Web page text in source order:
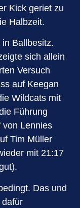
Kick geriet zu
Halbzeit.
Ballbesitz.
sich allein
Versuch
auf Keegan
Wildcats mit
Führung
von Lennies
Tim Müller
mit 21:17
Das und
dafür